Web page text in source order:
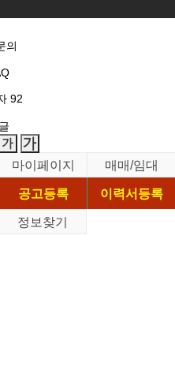
의
92
마이페이지
매매/임대
공고등록
이력서등록
정보찾기